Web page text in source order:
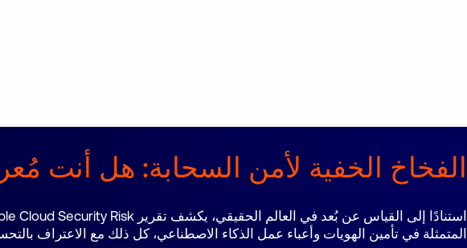
الفخاخ الخفية لأمن السحابة: هل أنت
المتمثلة في تأمين الهويات وأعباء عمل الذكاء الاصطناعي، كل ذلك مع الاعتراف